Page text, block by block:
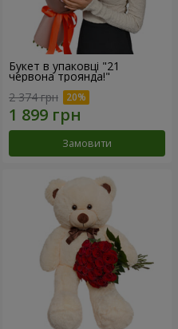
Букет в упаковці "21
червона троянда!"
2 374 грн
Замовити